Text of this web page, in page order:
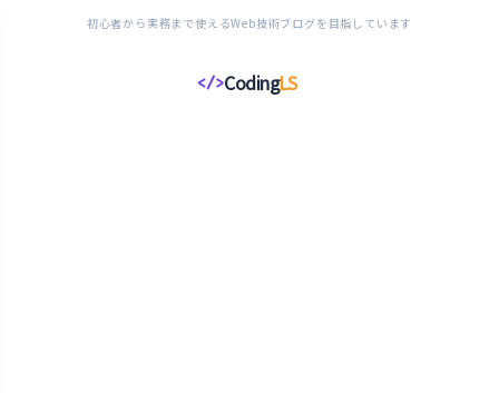
初心者から実務まで使えるWeb技術ブログを目指しています
</>CodingLS
コ